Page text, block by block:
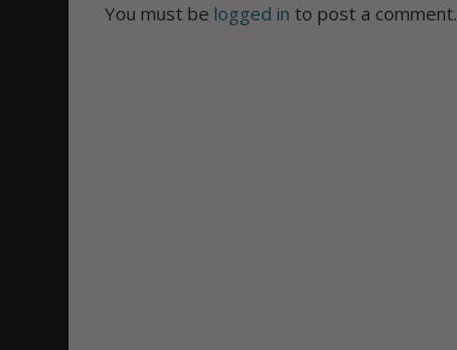
You must be logged in to post a comment.